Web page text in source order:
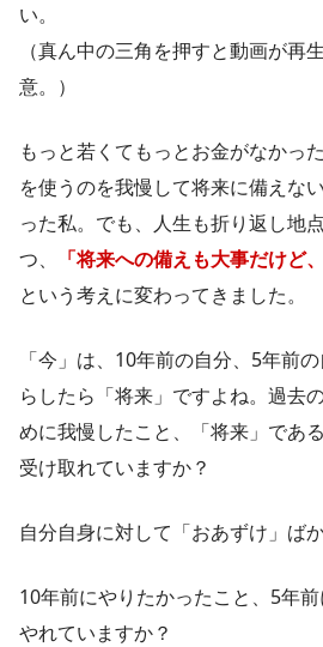
い。
（真ん中の三角を押すと動画が再
意。）
もっと若くてもっとお金がなかっ
を使うのを我慢して将来に備えな
った私。でも、人生も折り返し地
つ、
「将来への備えも大事だけど
という考えに変わってきました。
「今」は、10年前の自分、5年前
らしたら「将来」ですよね。過去
めに我慢したこと、「将来」であ
受け取れていますか？
自分自身に対して「おあずけ」ば
10年前にやりたかったこと、5年前
やれていますか？